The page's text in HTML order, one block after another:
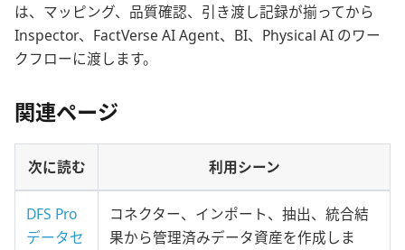
は、マッピング、品質確認、引き渡し記録が揃ってから
Inspector、FactVerse AI Agent、BI、Physical AI のワー
クフローに渡します。
関連ページ
次に読む 利用シーン
DFS Pro
データセ
コネクター、インポート、抽出、統合結
果から管理済みデータ資産を作成しま